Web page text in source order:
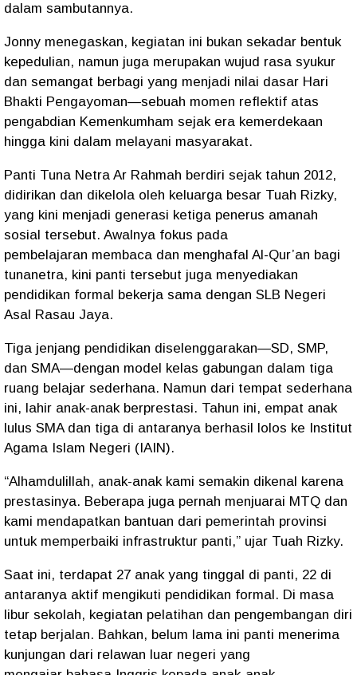
dalam sambutannya.
Jonny menegaskan, kegiatan ini bukan sekadar bentuk
kepedulian, namun juga merupakan wujud rasa syukur
dan semangat berbagi yang menjadi nilai dasar Hari
Bhakti Pengayoman—sebuah momen reflektif atas
pengabdian Kemenkumham sejak era kemerdekaan
hingga kini dalam melayani masyarakat.
Panti Tuna Netra Ar Rahmah berdiri sejak tahun 2012,
didirikan dan dikelola oleh keluarga besar Tuah Rizky,
yang kini menjadi generasi ketiga penerus amanah
sosial tersebut. Awalnya fokus pada
pembelajaran membaca dan menghafal Al-Qur’an bagi
tunanetra, kini panti tersebut juga menyediakan
pendidikan formal bekerja sama dengan SLB Negeri
Asal Rasau Jaya.
Tiga jenjang pendidikan diselenggarakan—SD, SMP,
dan SMA—dengan model kelas gabungan dalam tiga
ruang belajar sederhana. Namun dari tempat sederhana
ini, lahir anak-anak berprestasi. Tahun ini, empat anak
lulus SMA dan tiga di antaranya berhasil lolos ke Institut
Agama Islam Negeri (IAIN).
“Alhamdulillah, anak-anak kami semakin dikenal karena
prestasinya. Beberapa juga pernah menjuarai MTQ dan
kami mendapatkan bantuan dari pemerintah provinsi
untuk memperbaiki infrastruktur panti,” ujar Tuah Rizky.
Saat ini, terdapat 27 anakyang tinggal di panti, 22 di
antaranya aktif mengikuti pendidikan formal. Di masa
libur sekolah, kegiatan pelatihan dan pengembangan diri
tetap berjalan. Bahkan, belum lama ini panti menerima
kunjungan dari relawan luar negeri yang